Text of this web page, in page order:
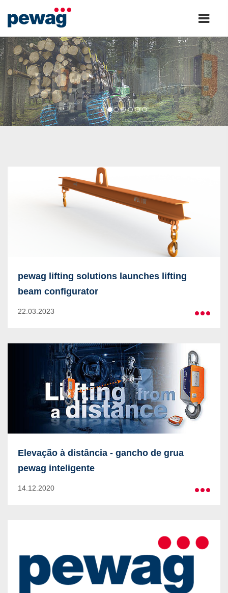
1 2 3 4 5 6 7
pewag lifting solutions launches lifting
beam configurator
22.03.2023
Elevação à distância - gancho de grua
pewag inteligente
14.12.2020